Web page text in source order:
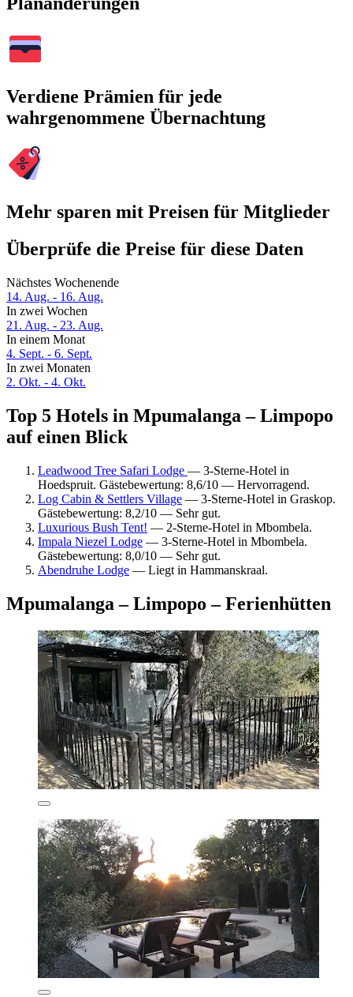
Verdiene Prämien für jede
wahrgenommene Übernachtung
Mehr sparen mit Preisen für Mitglieder
Überprüfe die Preise für diese Daten
Nächstes Wochenende
14. Aug. - 16. Aug.
In zwei Wochen
21. Aug. - 23. Aug.
In einem Monat
4. Sept. - 6. Sept.
In zwei Monaten
2. Okt. - 4. Okt.
Top 5 Hotels in Mpumalanga – Limpopo
auf einen Blick
Leadwood Tree Safari Lodge — 3-Sterne-Hotel in
Hoedspruit. Gästebewertung: 8,6/10 — Hervorragend.
Log Cabin & Settlers Village — 3-Sterne-Hotel in Graskop.
Gästebewertung: 8,2/10 — Sehr gut.
Luxurious Bush Tent! — 2-Sterne-Hotel in Mbombela.
Impala Niezel Lodge — 3-Sterne-Hotel in Mbombela.
Gästebewertung: 8,0/10 — Sehr gut.
Abendruhe Lodge — Liegt in Hammanskraal.
Mpumalanga – Limpopo – Ferienhütten